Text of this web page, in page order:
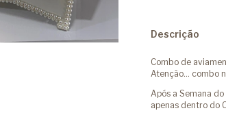
Descrição
Combo de
Atenção... combo
Após a Semana
apenas dentro do